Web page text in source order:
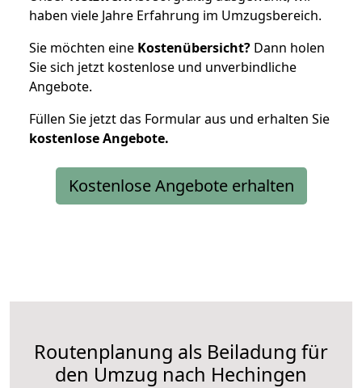
haben viele Jahre Erfahrung im Umzugsbereich.
Sie möchten eine Kostenübersicht? Dann holen
Sie sich jetzt kostenlose und unverbindliche
Angebote.
Füllen Sie jetzt das Formular aus und erhalten Sie
kostenloseAngebote.
Kostenlose Angebote erhalten
Routenplanung als Beiladung für
den Umzug nach Hechingen